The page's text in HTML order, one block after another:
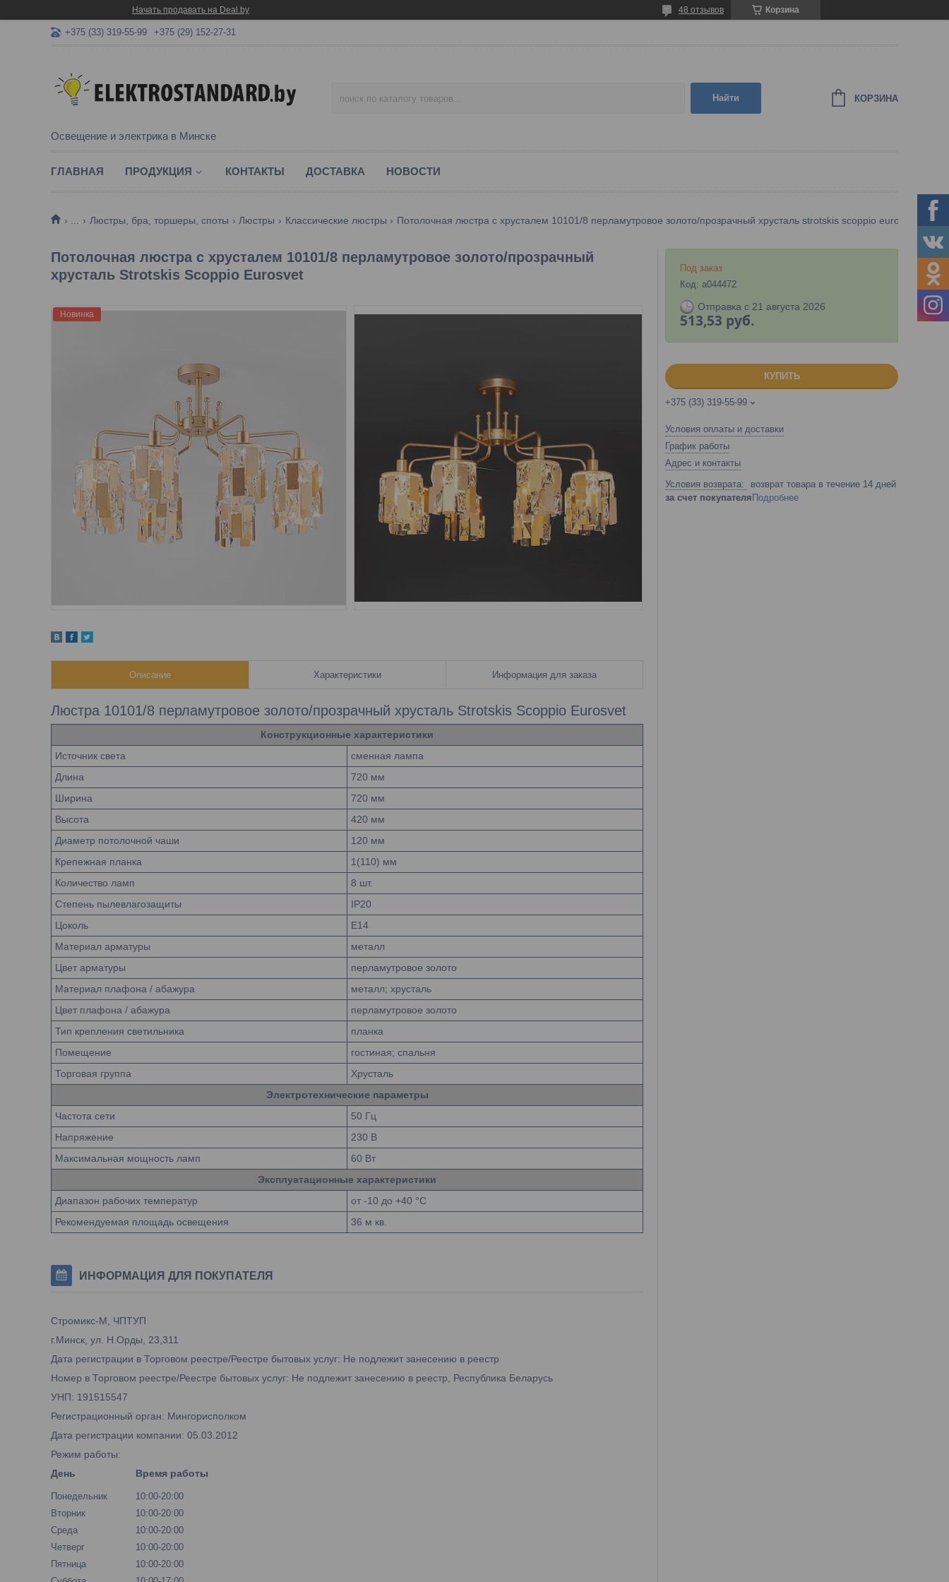
Начать продавать на Deal.by Корзина
48 отзывов
+375 (33) 319-55-99 +375 (29) 152-27-31
Освещение и электрика в Минске
Найти КОРЗИНА
ГЛАВНАЯ ПРОДУКЦИЯ КОНТАКТЫ ДОСТАВКА НОВОСТИ
Люстры, бра, торшеры, споты Люстры Классические люстры
Потолочная люстра с хрусталем 10101/8 перламутровое золото/прозрачный
хрусталь Strotskis Scoppio Eurosvet
Новинка
Описание Характеристики Информация для заказа
Люстра 10101/8 перламутровое золото/прозрачный хрусталь Strotskis Scoppio Eurosvet
Конструкционные характеристики
Источник света
сменная лампа
Длина
720 мм
Ширина
720 мм
Высота
420 мм
Диаметр потолочной чаши
120 мм
Крепежная планка
1(110) мм
Количество ламп
8 шт.
Степень пылевлагозащиты
IP20
Цоколь
E14
Материал арматуры
металл
Цвет арматуры
перламутровое золото
Материал плафона / абажура
металл; хрусталь
Цвет плафона / абажура
перламутровое золото
Тип крепления светильника
планка
Помещение
гостиная; спальня
Торговая группа
Хрусталь
Электротехнические параметры
Частота сети
50 Гц
Напряжение
230 В
Максимальная мощность ламп
60 Вт
Эксплуатационные характеристики
Диапазон рабочих температур
от -10 до +40 °C
Рекомендуемая площадь освещения
36 м кв.
ИНФОРМАЦИЯ ДЛЯ ПОКУПАТЕЛЯ
Стромикс-М, ЧПТУП
г.Минск, ул. Н.Орды, 23,311
Дата регистрации в Торговом реестре/Реестре бытовых услуг: Не подлежит занесению в реестр
Номер в Торговом реестре/Реестре бытовых услуг: Не подлежит занесению в реестр, Республика Беларусь
УНП: 191515547
Регистрационный орган: Мингорисполком
Дата регистрации компании: 05.03.2012
Режим работы:
День
Время работы
Понедельник
10:00-20:00
Вторник
10:00-20:00
Среда
10:00-20:00
Четверг
10:00-20:00
Пятница
10:00-20:00
Под заказ
Код: a044472
Отправка с 21 августа 2026
513,53 руб.
КУПИТЬ
+375 (33) 319-55-99
Условия оплаты и доставки
График работы
Адрес и контакты
возврат товара в течение 14 дней
за счет покупателя Подробнее